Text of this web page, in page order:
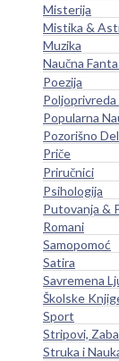
Misterija
Mistika &
Muzika
Naučna
Poezija
Poljoprivreda
Popularna
Pozorišno
Priče
Priručnici
Psihologija
Putovanja &
Romani
Samopomoć
Satira
Savremena
Školske
Sport
Stripovi,
Struka i